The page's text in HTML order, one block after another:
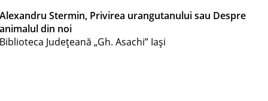
Alexandru Stermin, Privirea urangutanului sau Despre
animalul din noi
Biblioteca Judeţeană „Gh. Asachi” Iaşi